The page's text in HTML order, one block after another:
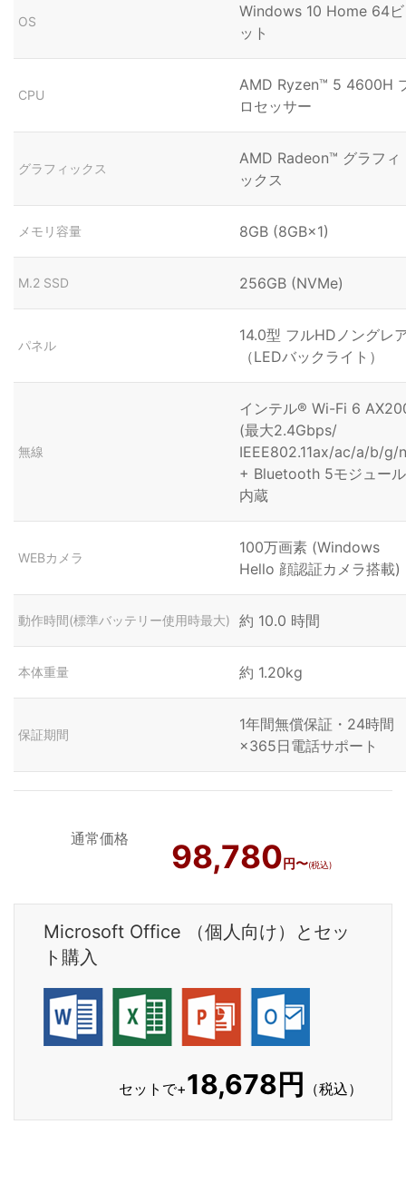
OS
Windows 10 Home 64ビ
ット
CPU
AMD Ryzen™ 5 4600H
ロセッサー
グラフィックス
AMD Radeon™ グラフィ
ックス
メモリ容量 8GB (8GB×1)
M.2 SSD 256GB (NVMe)
パネル
14.0型 フルHDノングレ
（LEDバックライト）
無線
インテル® Wi-Fi 6
(最大2.4Gbps/
IEEE802.11ax/ac/a/b/g/
+ Bluetooth 5モジュール
内蔵
WEBカメラ
100万画素 (Windows
Hello 顔認証カメラ搭載)
動作時間(標準バッテリー使用時最大) 約 10.0 時間
本体重量 約 1.20kg
保証期間
1年間無償保証・24時間
×365日電話サポート
通常価格 98,780円〜(税込)
Microsoft Office （個人向け）とセッ
ト購入
セットで+18,678円 （税込）